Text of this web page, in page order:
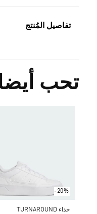
تفاصيل المُنتج
تحب
-20%
حذاء TURNAROUND